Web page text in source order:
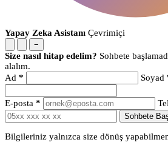
Yapay Zeka Asistanı Çevrimiçi
−
Size nasıl hitap edelim? Sohbete
alalım.
Ad * Soyad
E-posta *
Sohbete
Bilgileriniz yalnızca size dönüş